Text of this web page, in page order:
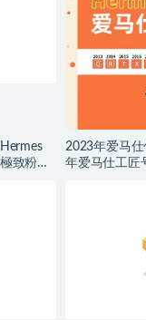
致粉
2023年爱马
年爱马仕工匠